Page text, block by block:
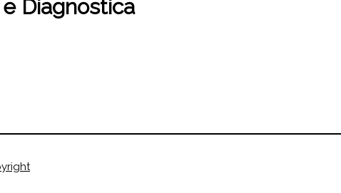
Diagnostica